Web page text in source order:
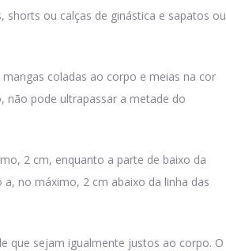
ou calças de ginástica e sapatos ou
coladas ao corpo e meias na cor
não pode ultrapassar a metade do
2 cm, enquanto a parte de baixo da
no máximo, 2 cm abaixo da linha das
que sejam igualmente justos ao corpo. O